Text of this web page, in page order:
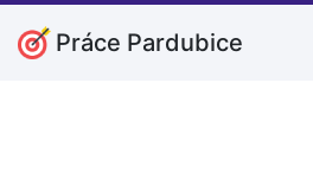
Práce Pardubice